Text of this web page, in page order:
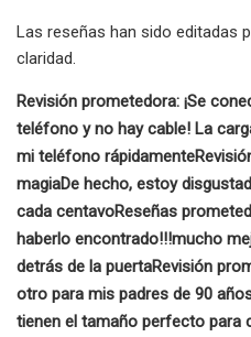
Las reseñas han sido editadas
claridad.
Revisión prometedora: ¡Se
teléfono y no hay cable! La
mi teléfono rápidamente
magiaDe hecho, estoy
cada centavoReseñas
haberlo encontrado!!!mucho
detrás de la puertaRevisión
otro para mis padres de 90
tienen el tamaño perfecto para